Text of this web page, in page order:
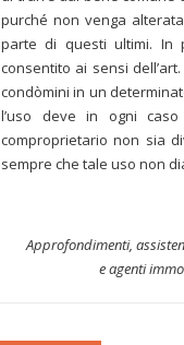
purché non venga
parte di questi ultimi. In
consentito ai sensi
condòmini in un
l’uso deve in ogni
comproprietario non sia
sempre che tale uso non
Approfondimenti,
e agenti